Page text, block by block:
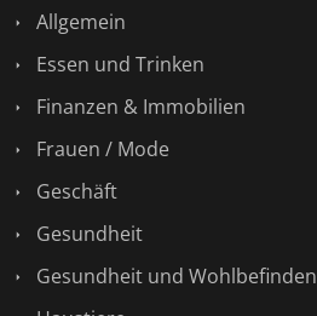
Allgemein
Essen und Trinken
Finanzen & Immobilien
Frauen / Mode
Geschäft
Gesundheit
Gesundheit und Wohlbefinden